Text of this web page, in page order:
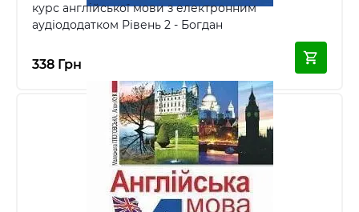
курс англійської мови з електронним
аудіододатком Рівень 2 - Богдан
338 Грн